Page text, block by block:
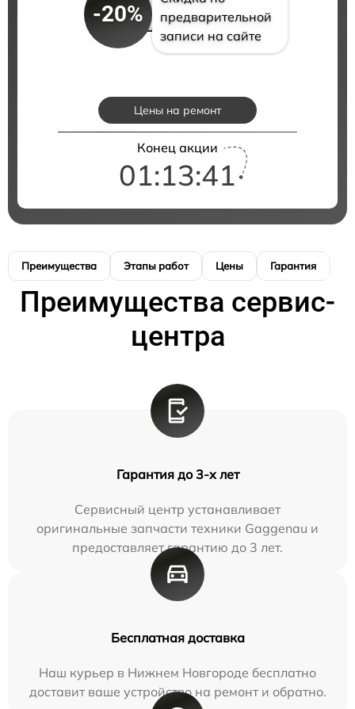
-20%
предварительной
записи на сайте
Цены на ремонт
Конец акции
01:13:40
Преимущества Этапы работ Цены Гарантия
Преимущества сервис-
центра
Гарантия до 3-х лет
Сервисный центр устанавливает
оригинальные запчасти техники Gaggenau и
предоставляет гарантию до 3 лет.
Бесплатная доставка
Наш курьер в Нижнем Новгороде бесплатно
доставит ваше устройство на ремонт и обратно.